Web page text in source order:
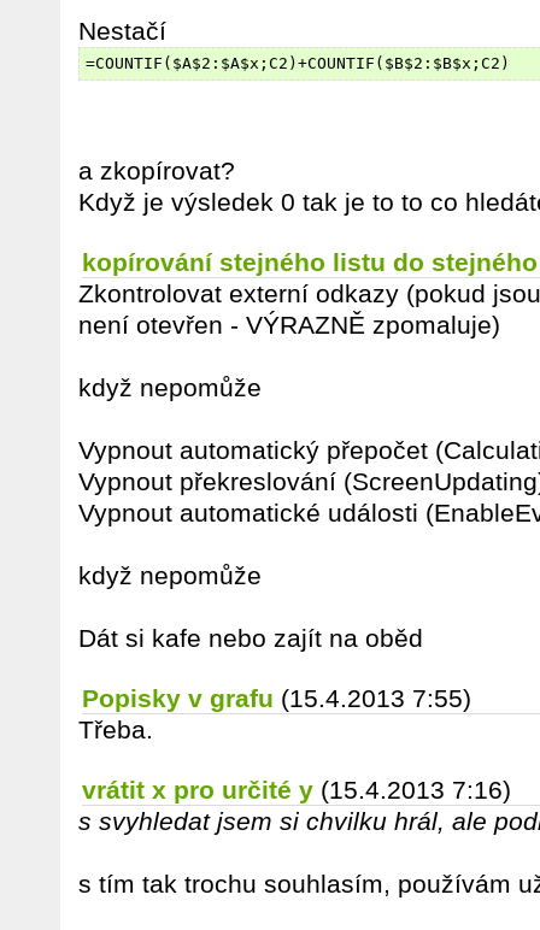
Nestačí
=COUNTIF($A$2:$A$x;C2)+COUNTIF($B$2:$B$x;C2)
a zkopírovat?
Když je výsledek 0 tak je to to co
kopírování stejného listu do
Zkontrolovat externí odkazy (pokud
není otevřen - VÝRAZNĚ zpomaluje)
když nepomůže
Vypnout automatický přepočet
Vypnout překreslování
Vypnout automatické události
když nepomůže
Dát si kafe nebo zajít na oběd
Popisky v grafu (15.4.2013 7:55)
Třeba.
vrátit x pro určité y (15.4.2013 7:16)
s svyhledat jsem si chvilku hrál, ale
s tím tak trochu souhlasím, používám